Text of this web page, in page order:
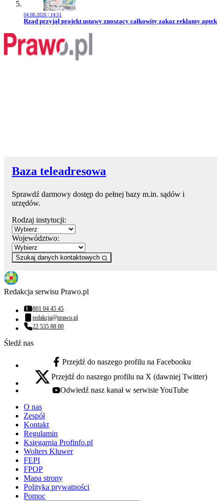
04.08.2026 | 14:51
Przejdź do artykułu:
Rząd przyjął projekt ustawy znoszący całkowity zakaz reklamy aptek
Baza teleadresowa
Sprawdź darmowy dostęp do pełnej bazy m.in. sądów i
urzędów.
Rodzaj instytucji:
Województwo:
Szukaj danych kontaktowych
Redakcja serwisu Prawo.pl
Numer telefonu:
801 04 45 45
Adres email:
redakcja@prawo.pl
Numer telefonu:
22 535 88 00
Śledź nas
facebook - otwiera się w nowej karcie
Przejdź do naszego profilu na Facebooku
x - otwiera się w nowej karcie
Przejdź do naszego profilu na X (dawniej Twitter)
youtube - otwiera się w nowej karcie
Odwiedź nasz kanał w serwisie YouTube
O nas
Zespół
Kontakt
Regulamin
Księgarnia Profinfo.pl
Wolters Kluwer
FEPI
FPOP
Mapa strony
Polityka prywatności
Pomoc